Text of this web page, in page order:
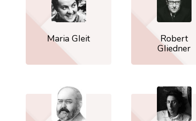
Maria Gleit
Robert
Gliedner